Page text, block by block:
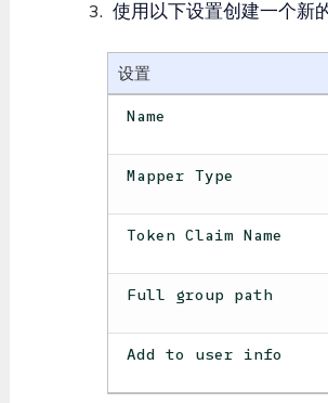
使用以下设置创建一个新
设置
Name
Mapper Type
Token Claim Name
Full group path
Add to user info